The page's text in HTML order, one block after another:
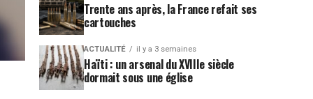
Trente ans après, la France refait ses
cartouches
ACTUALITÉ il y a 3 semaines
Haïti : un arsenal du XVIIIe siècle
dormait sous une église